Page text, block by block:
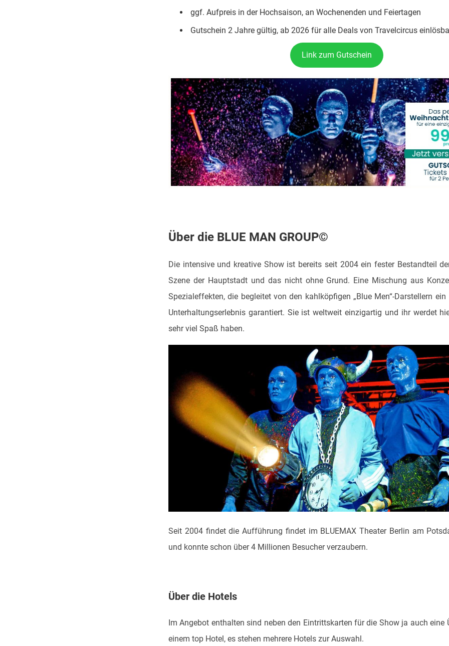
ggf. Aufpreis in der Hochsaison, an Wochenenden und Feiertagen
Gutschein 2 Jahre gültig, ab 2026 für alle Deals von Travelcircus
Link zum Gutschein
Über die BLUE MAN GROUP©
Die intensive und kreative Show ist bereits seit 2004 ein fester Bestandteil
Szene der Hauptstadt und das nicht ohne Grund. Eine Mischung aus
Spezialeffekten, die begleitet von den kahlköpfigen „Blue Men“-Darstellern ein
Unterhaltungserlebnis garantiert. Sie ist weltweit einzigartig und ihr werdet
sehr viel Spaß haben.
Seit 2004 findet die Aufführung findet im BLUEMAX Theater Berlin am
und konnte schon über 4 Millionen Besucher verzaubern.
Über die Hotels
Im Angebot enthalten sind neben den Eintrittskarten für die Show ja auch eine
einem top Hotel, es stehen mehrere Hotels zur Auswahl.